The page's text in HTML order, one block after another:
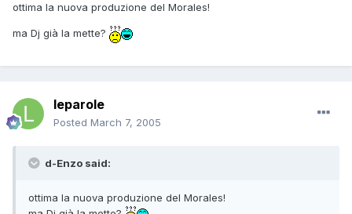
ottima la nuova produzione del Morales!
ma Dj già la mette?
leparole
Posted March 7, 2005
d-Enzo said:
ottima la nuova produzione del Morales!